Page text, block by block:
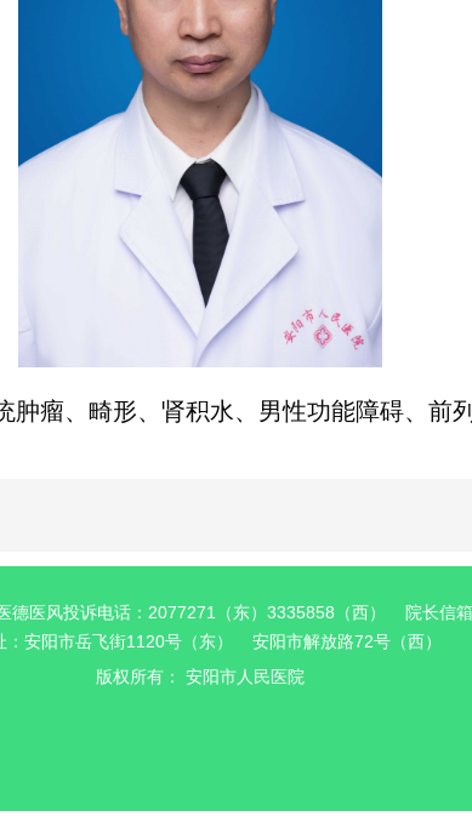
肿瘤、畸形、肾积水、男性功能障碍、前
医风投诉电话：2077271（东）3335858（西） 院长信
：安阳市岳飞街1120号（东） 安阳市解放路72号（西）
版权所有： 安阳市人民医院